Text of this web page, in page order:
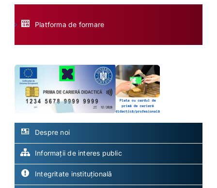
Platforma de formare
Despre noi
Informații de interes public
Integritate instituțională